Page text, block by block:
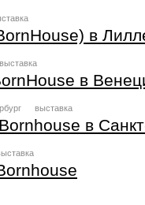
в
выставка
в
выставка
в